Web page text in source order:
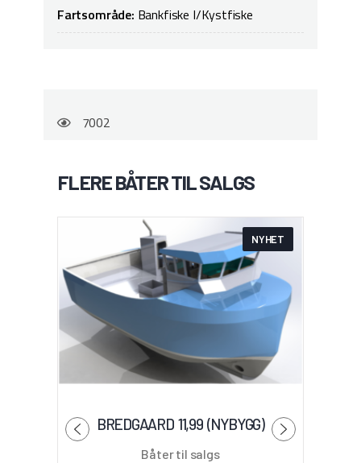
Fartsområde: Bankfiske I/Kystfiske
7002
FLERE BÅTER TIL SALGS
NYHET
BREDGAARD 11,99 (NYBYGG)
Båter til salgs